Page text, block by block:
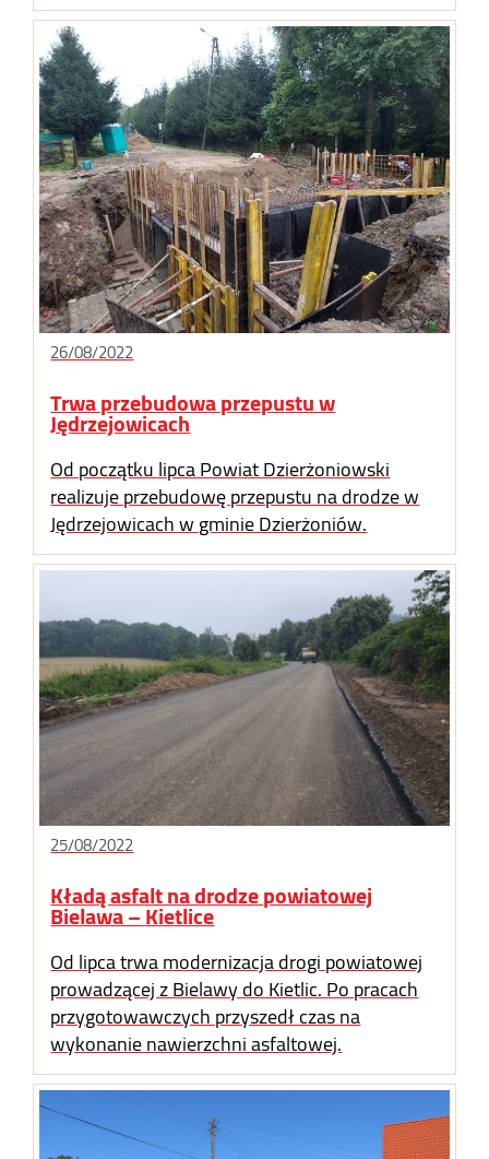
26/08/2022
Trwa przebudowa przepustu w
Jędrzejowicach
Od początku lipca Powiat Dzierżoniowski
realizuje przebudowę przepustu na drodze w
Jędrzejowicach w gminie Dzierżoniów.
25/08/2022
Kładą asfalt na drodze powiatowej
Bielawa – Kietlice
Od lipca trwa modernizacja drogi powiatowej
prowadzącej z Bielawy do Kietlic. Po pracach
przygotowawczych przyszedł czas na
wykonanie nawierzchni asfaltowej.